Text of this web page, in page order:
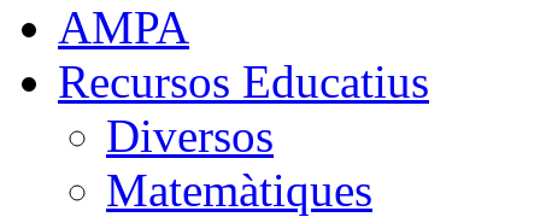
AMPA
Recursos Educatius
Diversos
Matemàtiques